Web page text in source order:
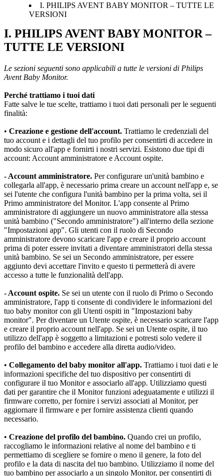
I. PHILIPS AVENT BABY MONITOR – TUTTE LE
VERSIONI
I. PHILIPS AVENT BABY MONITOR –
TUTTE LE VERSIONI
Le sezioni seguenti sono applicabili a tutte le versioni di Philips
Avent Baby Monitor.
Perché trattiamo i tuoi dati
Fatte salve le tue scelte, trattiamo i tuoi dati personali per le seguenti
finalità:
• Creazione e gestione dell'account. Trattiamo le credenziali del
tuo account e i dettagli del tuo profilo per consentirti di accedere in
modo sicuro all'app e fornirti i nostri servizi. Esistono due tipi di
account: Account amministratore e Account ospite.
- Account amministratore. Per configurare un'unità bambino e
collegarla all'app, è necessario prima creare un account nell'app e, se
sei l'utente che configura l'unità bambino per la prima volta, sei il
Primo amministratore del Monitor. L'app consente al Primo
amministratore di aggiungere un nuovo amministratore alla stessa
unità bambino ("Secondo amministratore") all'interno della sezione
"Impostazioni app". Gli utenti con il ruolo di Secondo
amministratore devono scaricare l'app e creare il proprio account
prima di poter essere invitati a diventare amministratori della stessa
unità bambino. Se sei un Secondo amministratore, per essere
aggiunto devi accettare l'invito e questo ti permetterà di avere
accesso a tutte le funzionalità dell'app.
- Account ospite. Se sei un utente con il ruolo di Primo o Secondo
amministratore, l'app ti consente di condividere le informazioni del
tuo baby monitor con gli Utenti ospiti in "Impostazioni baby
monitor". Per diventare un Utente ospite, è necessario scaricare l'app
e creare il proprio account nell'app. Se sei un Utente ospite, il tuo
utilizzo dell'app è soggetto a limitazioni e potresti solo vedere il
profilo del bambino e accedere alla diretta audio/video.
• Collegamento del baby monitor all'app. Trattiamo i tuoi dati e le
informazioni specifiche del tuo dispositivo per consentirti di
configurare il tuo Monitor e associarlo all'app. Utilizziamo questi
dati per garantire che il Monitor funzioni adeguatamente e utilizzi il
firmware corretto, per fornire i servizi associati al Monitor, per
aggiornare il firmware e per fornire assistenza clienti quando
necessario.
• Creazione del profilo del bambino. Quando crei un profilo,
raccogliamo le informazioni relative al nome del bambino e ti
permettiamo di scegliere se fornire o meno il genere, la foto del
profilo e la data di nascita del tuo bambino. Utilizziamo il nome del
tuo bambino per associarlo a un singolo Monitor, per consentirti di